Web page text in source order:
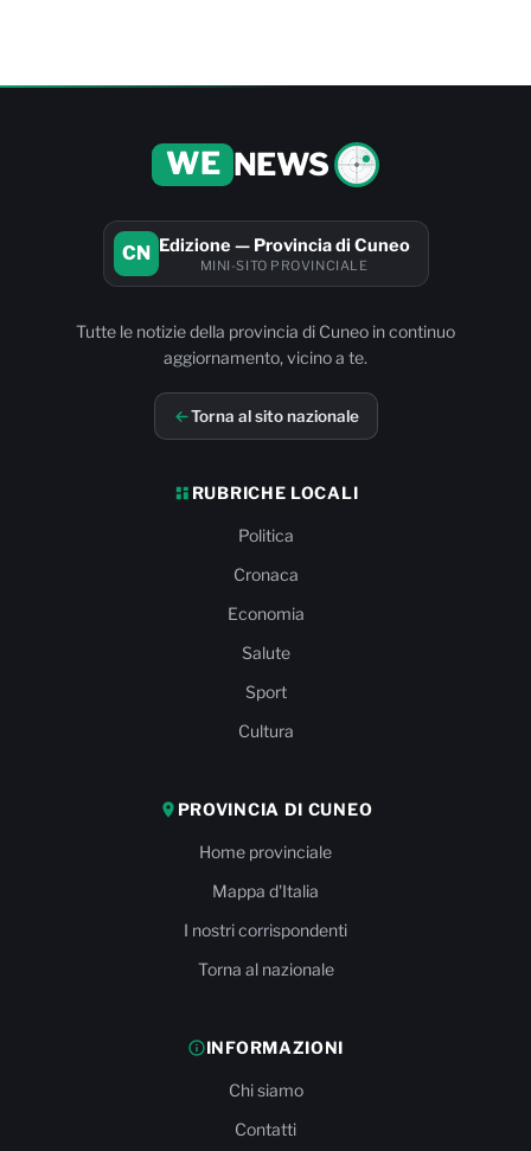
WE NEWS
CN Edizione — Provincia di Cuneo
MINI-SITO PROVINCIALE
Tutte le notizie della provincia di Cuneo in continuo
aggiornamento, vicino a te.
Torna al sito nazionale
RUBRICHE LOCALI
Politica
Cronaca
Economia
Salute
Sport
Cultura
PROVINCIA DI CUNEO
Home provinciale
Mappa d'Italia
I nostri corrispondenti
Torna al nazionale
INFORMAZIONI
Chi siamo
Contatti